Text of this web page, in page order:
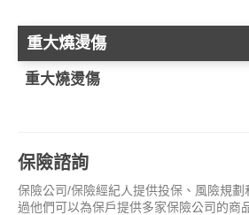
重大燒燙傷
重大燒燙傷
保險諮詢
保險公司/保險經紀人提供投保、風險規
過他們可以為保戶提供多家保險公司的商